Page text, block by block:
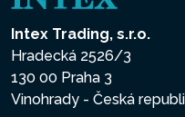
Intex Trading, s.r.o.
Hradecká 2526/3
130 00 Praha 3
Vinohrady - Česká